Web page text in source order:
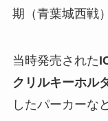
期（青葉城西戦
当時発売された
クリルキーホル
したパーカーな